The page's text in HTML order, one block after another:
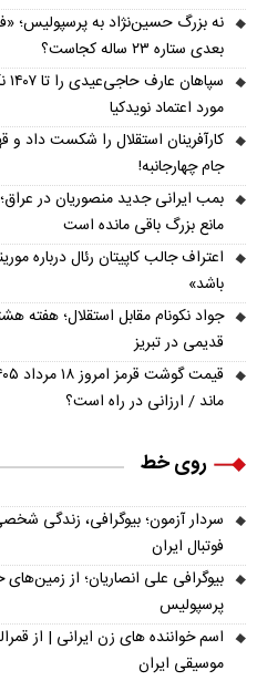
نه بزرگ حسین‌نژاد به پرسپولیس؛
بعدی ستاره ۲۳ ساله کجاست؟
مورد اعتماد نویدکیا
کارآفرینان استقلال را شکست داد
جام چهارجانبه!
بمب ایرانی جدید منصوریان در
مانع بزرگ باقی مانده است
اعتراف جالب کاپیتان رئال درباره
باشد»
جواد نکونام مقابل استقلال؛
قدیمی در تبریز
ماند / ارزانی در راه است؟
روی خط
سردار آزمون؛ بیوگرافی، زندگی
فوتبال ایران
بیوگرافی علی انصاریان؛ از
پرسپولیس
اسم خواننده های زن ایرانی | از
موسیقی ایران